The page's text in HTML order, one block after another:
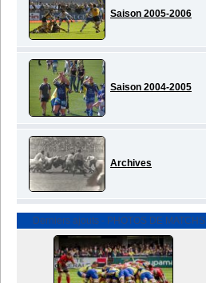
Saison 2005-2006
Saison 2004-2005
Archives
Derniers ajouts - PHOTOS DE MATCHS